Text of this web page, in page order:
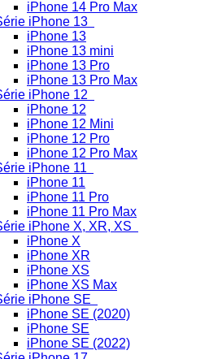
iPhone 14 Pro Max
iPhone 13
iPhone 13
iPhone 13 mini
iPhone 13 Pro
iPhone 13 Pro Max
iPhone 12
iPhone 12
iPhone 12 Mini
iPhone 12 Pro
iPhone 12 Pro Max
iPhone 11
iPhone 11
iPhone 11 Pro
iPhone 11 Pro Max
iPhone X, XR, XS
iPhone X
iPhone XR
iPhone XS
iPhone XS Max
iPhone SE
iPhone SE (2020)
iPhone SE
iPhone SE (2022)